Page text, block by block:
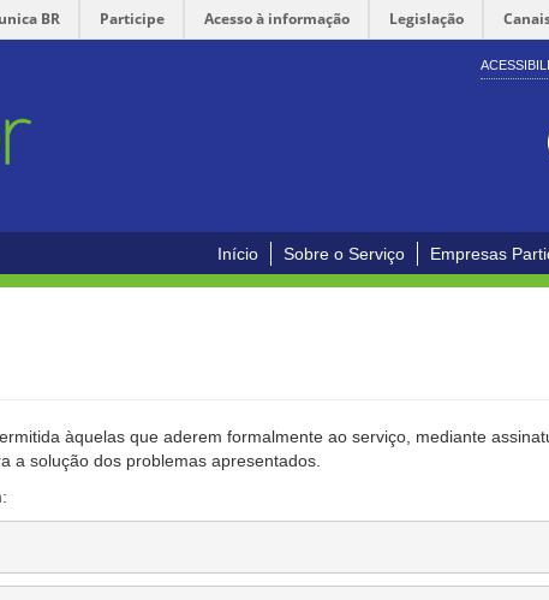
BR Participe Acesso à informação Legislação
Início Sobre o Serviço Empresas
àquelas que aderem formalmente ao serviço, mediante
a solução dos problemas apresentados.